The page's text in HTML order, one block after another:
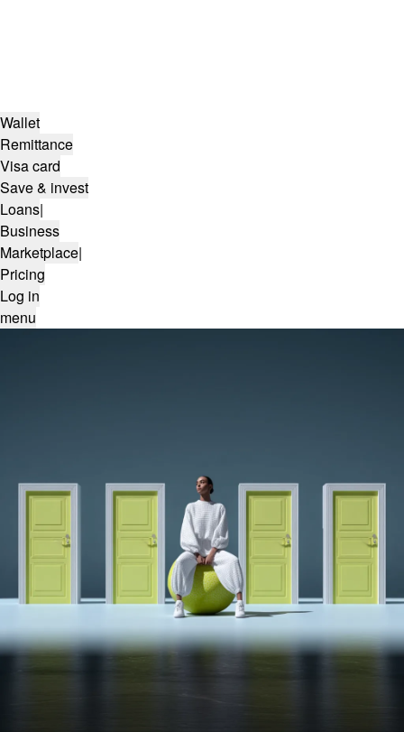
Wallet
Remittance
Visa card
Save & invest
Loans|
Business
Marketplace|
Pricing
Log in
menu